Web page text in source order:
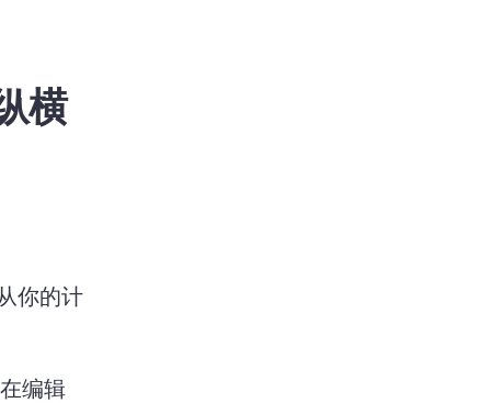
横
你的计
编辑